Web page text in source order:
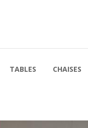
TABLES CHAISES